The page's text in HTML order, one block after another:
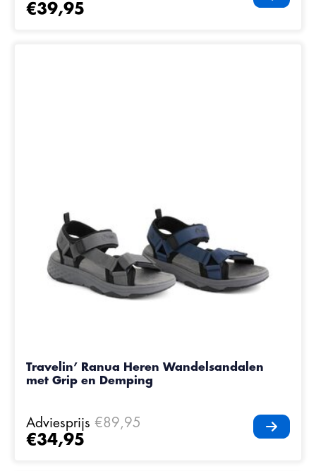
€39,95
Travelin’ Ranua Heren Wandelsandalen
met Grip en Demping
Adviesprijs €89,95
€34,95